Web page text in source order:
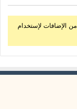
من الإضافات لإستخدام